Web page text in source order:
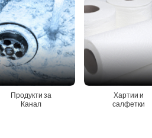
Продукти за
Канал
Хартии и
салфетки